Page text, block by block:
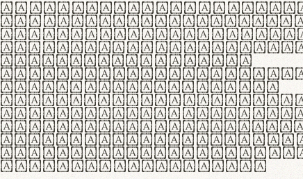
Lorem ipsum dolor sit
consectetur
Handgloves ergonomia
proteccio manus
texturae molles et
flexibilitas
Suspendisse potenti.
Vestibulum ante
in faucibus orci
ultrices posuere
curae; Praesent
hendrerit diam, non
justo interdum vel.